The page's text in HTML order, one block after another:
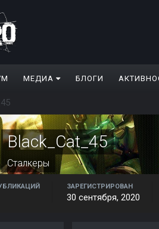
МЕДИА БЛОГИ
Black_Cat_45
Сталкеры
ЗАРЕГИСТРИРОВАН
30 сентября, 2020